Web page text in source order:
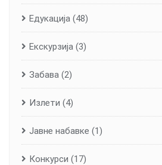
Едукација (48)
Екскурзија (3)
Забава (2)
Излети (4)
Јавне набавке (1)
Конкурси (17)